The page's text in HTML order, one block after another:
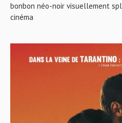
bonbon néo-noir visuellement
cinéma